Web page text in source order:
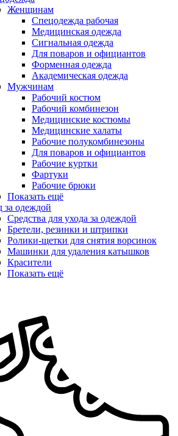
Женщинам
Спецодежда рабочая
Медицинская одежда
Сигнальная одежда
Для поваров и официантов
Форменная одежда
Академическая одежда
Мужчинам
Рабочий костюм
Рабочий комбинезон
Медицинские костюмы
Медицинские халаты
Рабочие полукомбинезоны
Для поваров и официантов
Рабочие куртки
Фартуки
Рабочие брюки
Показать ещё
за одеждой
Средства для ухода за одеждой
Бретели, резинки и штрипки
Ролики-щетки для снятия ворсинок
Машинки для удаления катышков
Красители
Показать ещё